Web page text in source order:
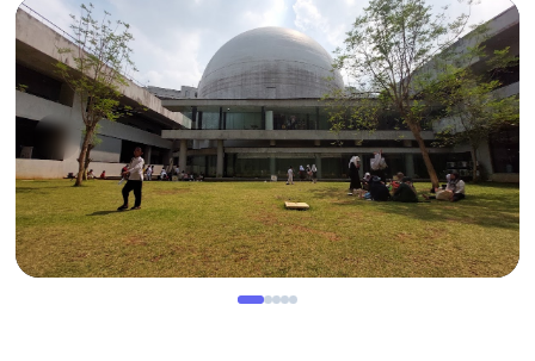
Manis Gurih Jakarta Festival Sukapura: Menikmati
Legenda 18 Tahun Kerak Telor Bang Ade